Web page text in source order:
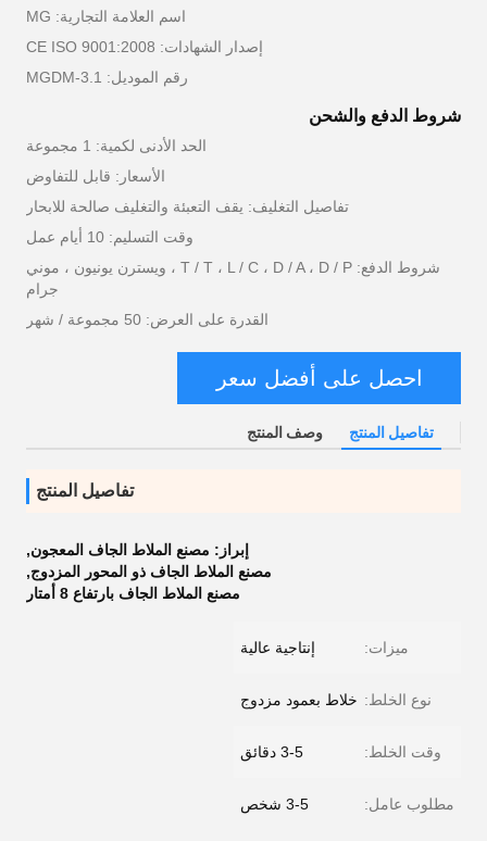
اسم العلامة التجارية: MG
إصدار الشهادات: CE ISO 9001:2008
رقم الموديل: MGDM-3.1
شروط الدفع والشحن
الحد الأدنى لكمية: 1 مجموعة
الأسعار: قابل للتفاوض
تفاصيل التغليف: يقف التعبئة والتغليف صالحة للابحار
وقت التسليم: 10 أيام عمل
شروط الدفع: T / T ، L / C ، D / A ، D / P ، ويسترن يونيون ، موني
جرام
القدرة على العرض: 50 مجموعة / شهر
احصل على أفضل سعر
تفاصيل المنتج وصف المنتج
تفاصيل المنتج
إبراز: مصنع الملاط الجاف المعجون,
مصنع الملاط الجاف ذو المحور المزدوج,
مصنع الملاط الجاف بارتفاع 8 أمتار
ميزات: إنتاجية عالية
نوع الخلط: خلاط بعمود مزدوج
وقت الخلط: 3-5 دقائق
مطلوب عامل: 3-5 شخص